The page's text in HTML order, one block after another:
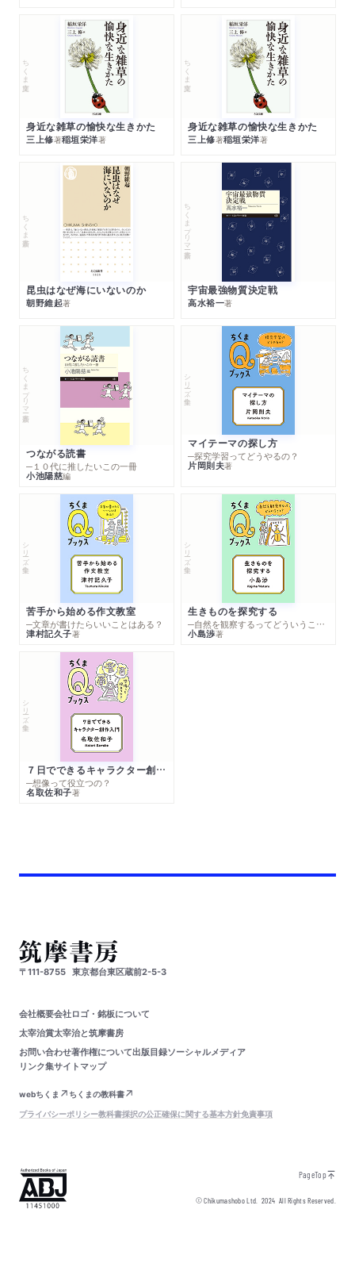
ちくま文庫
身近な雑草の愉快な生きかた
三上修著稲垣栄洋著
ちくま文庫
身近な雑草の愉快な生きかた
三上修著稲垣栄洋著
ちくま新書
昆虫はなぜ海にいないのか
朝野維起著
ちくまプリマー新書
宇宙最強物質決定戦
高水裕一著
ちくまプリマー新書
つながる読書
─１０代に推したいこの一冊
小池陽慈編
シリーズ・全集
マイテーマの探し方
─探究学習ってどうやるの？
片岡則夫著
シリーズ・全集
苦手から始める作文教室
─文章が書けたらいいことはある？
津村記久子著
シリーズ・全集
生きものを探究する
─自然を観察するってどういうこと？
小島渉著
シリーズ・全集
７日でできるキャラクター創作入門
─想像って役立つの？
名取佐和子著
〒111-8755 東京都台東区蔵前2-5-3
会社概要会社ロゴ・銘板について
太宰治賞太宰治と筑摩書房
お問い合わせ著作権について出版目録ソーシャルメディア
リンク集サイトマップ
webちくま
ちくまの教科書
プライバシーポリシー教科書採択の公正確保に関する基本方針免責事項
PageTop
© Chikumashobo Ltd.2024 All Rights Reserved.